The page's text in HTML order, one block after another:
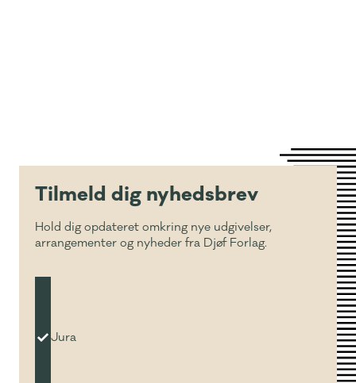
Tilmeld dig nyhedsbrev
Hold dig opdateret omkring nye udgivelser,
arrangementer og nyheder fra Djøf Forlag.
Jura